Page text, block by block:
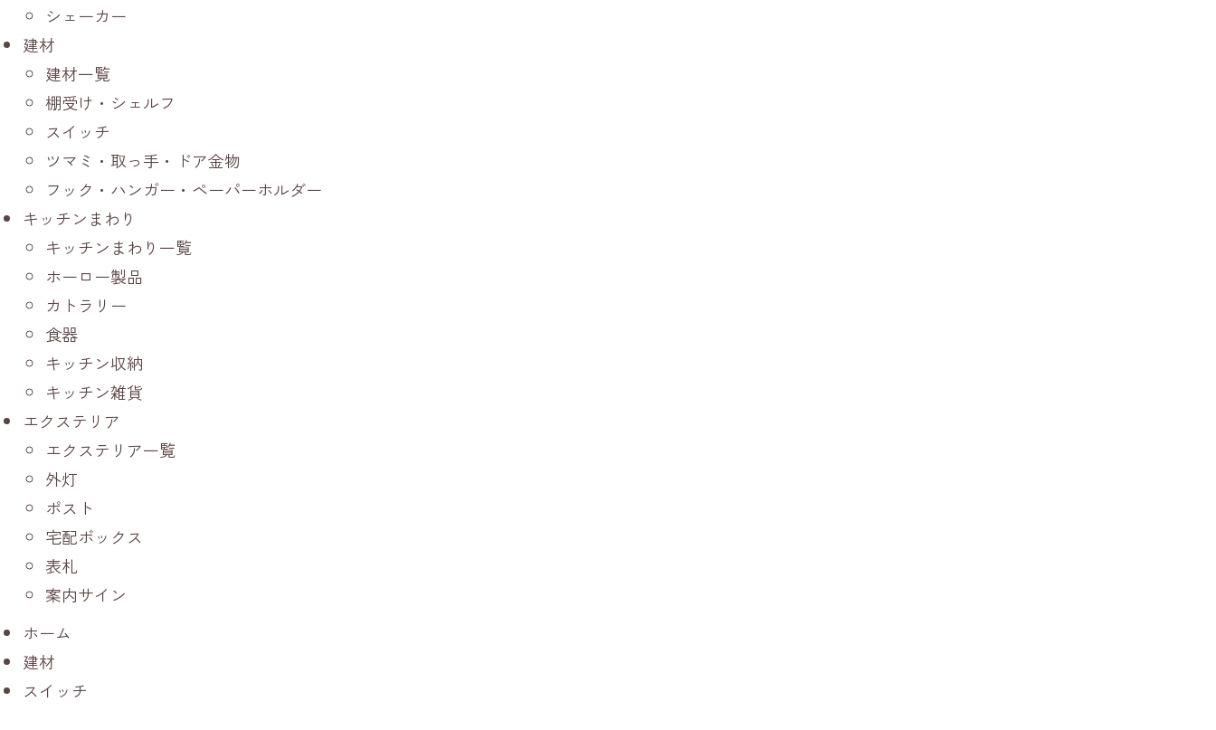
シェーカー
建材
建材一覧
棚受け・シェルフ
スイッチ
ツマミ・取っ手・ドア金物
フック・ハンガー・ペーパーホルダー
キッチンまわり
キッチンまわり一覧
ホーロー製品
カトラリー
食器
キッチン収納
キッチン雑貨
エクステリア
エクステリア一覧
外灯
ポスト
宅配ボックス
表札
案内サイン
ホーム
建材
スイッチ